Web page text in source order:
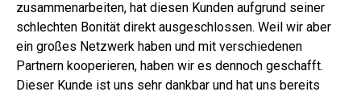
zusammenarbeiten, hat diesen Kunden aufgrund seiner
schlechten Bonität direkt ausgeschlossen. Weil wir aber
ein großes Netzwerk haben und mit verschiedenen
Partnern kooperieren, haben wir es dennoch geschafft.
Dieser Kunde ist uns sehr dankbar und hat uns bereits